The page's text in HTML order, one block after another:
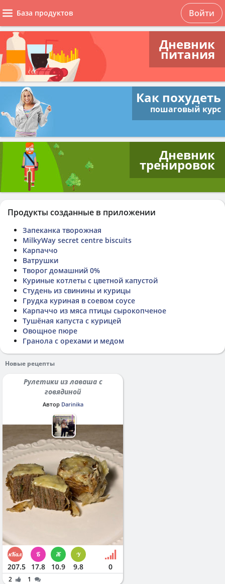
База продуктов Войти
Дневник
питания
Как похудеть
пошаговый курс
Дневник
тренировок
Продукты созданные в приложении
Запеканка творожная
MilkyWay secret centre biscuits
Карпаччо
Ватрушки
Творог домашний 0%
Куриные котлеты с цветной капустой
Студень из свинины и курицы
Грудка куриная в соевом соусе
Карпаччо из мяса птицы сырокопченое
Тушёная капуста с курицей
Овощное пюре
Гранола с орехами и медом
Новые рецепты
Рулетики из лаваша с
говядиной
Автор Darinika
207.5 17.8 10.9 9.8 0
2 1